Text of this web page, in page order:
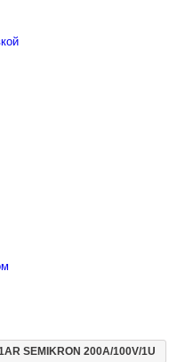
SEMIKRON 200A/100V/1U